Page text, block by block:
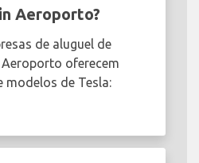
Aeroporto?
de aluguel de
oferecem
modelos de Tesla: